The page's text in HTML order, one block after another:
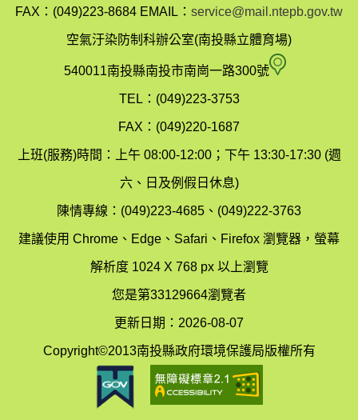
縣
保
局
圖
FAX：(049)223-8684 EMAIL： service@mail.ntepb.gov.tw
空氣汙染防制科辦公室(南投縣立體育場)
540011南投縣南投市南崗一路300號 空
染
制
科
(南
TEL：(049)223-3753
FAX：(049)220-1687
上班(服務)時間：上午 08:00-12:00；下午 13:30-17:30 (週
六、日及例假日休息)
陳情專線：(049)223-4685、(049)222-3763
建議使用 Chrome、Edge、Safari、Firefox 瀏覽器，螢幕
解析度 1024 X 768 px 以上瀏覽
您是第33129664瀏覽者
更新日期：2026-08-07
Copyright©2013南投縣政府環境保護局版權所有